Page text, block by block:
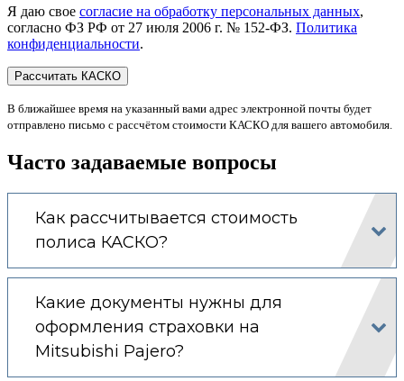
Я даю свое согласие на обработку персональных данных,
согласно ФЗ РФ от 27 июля 2006 г. № 152-ФЗ. Политика
конфиденциальности.
В ближайшее время на указанный вами адрес электронной почты будет
отправлено письмо с рассчётом стоимости КАСКО для вашего автомобиля.
Часто задаваемые вопросы
Как рассчитывается стоимость
полиса КАСКО?
Какие документы нужны для
оформления страховки на
Mitsubishi Pajero?